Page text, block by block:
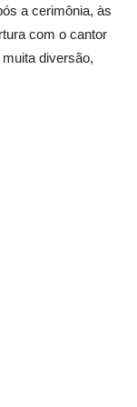
a cerimônia, às
com o cantor
diversão,